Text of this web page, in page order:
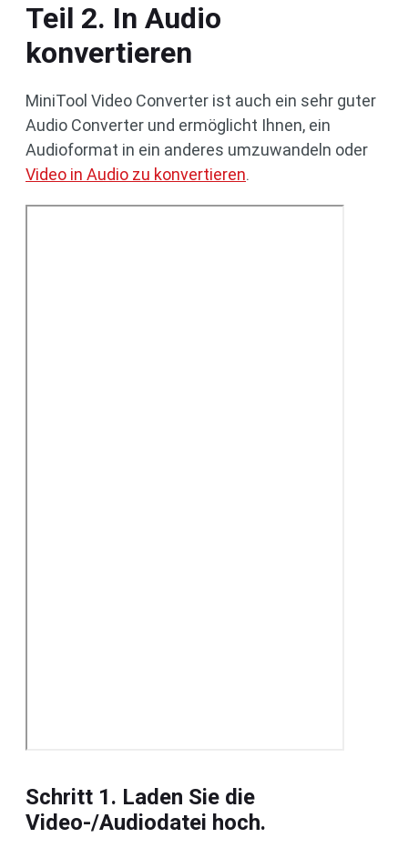
Teil 2. In Audio
konvertieren
MiniTool Video Converter ist auch ein sehr guter
Audio Converter und ermöglicht Ihnen, ein
Audioformat in ein anderes umzuwandeln oder
Video in Audio zu konvertieren.
Schritt 1. Laden Sie die
Video-/Audiodatei hoch.